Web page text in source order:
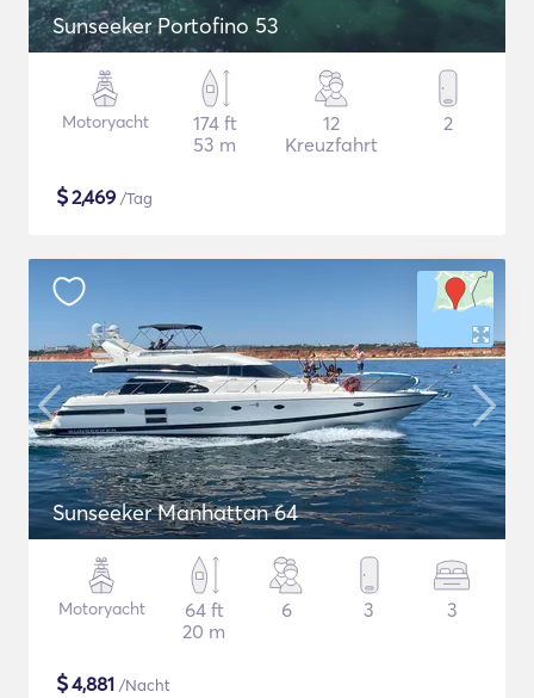
Sunseeker Portofino 53
Motoryacht
174 ft
53 m
12
Kreuzfahrt
2
$2,469 /Tag
Sunseeker Manhattan 64
Motoryacht
64 ft
20 m
6 3 3
$4,881 /Nacht